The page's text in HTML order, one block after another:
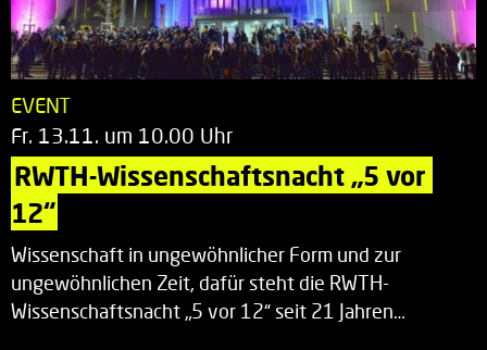
EVENT
Fr. 13.11. um 10.00 Uhr
RWTH-Wissenschaftsnacht „5 vor
12“
Wissenschaft in ungewöhnlicher Form und zur
ungewöhnlichen Zeit, dafür steht die RWTH-
Wissenschaftsnacht „5 vor 12“ seit 21 Jahren…